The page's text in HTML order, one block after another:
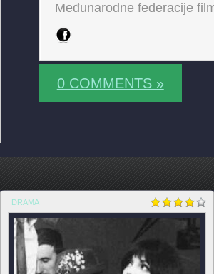
Međunarodne federacije
0 COMMENTS »
DRAMA